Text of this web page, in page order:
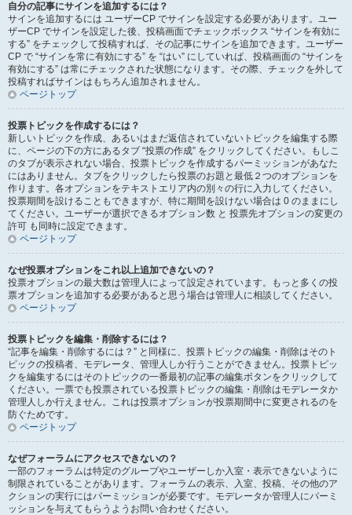
自分の記事にサインを追加するには？
サインを追加するには ユーザーCP でサインを設定する必要があります。ユー
ザーCP でサインを設定した後、投稿画面でチェックボックス “サインを有効に
する” をチェックして投稿すれば、その記事にサインを追加できます。ユーザー
CP で “サインを常に有効にする” を “はい” にしていれば、投稿画面の “サインを
有効にする” は常にチェックされた状態になります。その際、チェックを外して
投稿すればサインはもちろん追加されません。
ページトップ
投票トピックを作成するには？
新しいトピックを作成、あるいはまだ返信されていないトピックを編集する際
に、ページの下の方にあるタブ “投票の作成” をクリックしてください。もしこ
のタブが表示されない場合、投票トピックを作成するパーミッションがあなた
にはありません。タブをクリックしたら投票のお題と最低２つのオプションを
作ります。各オプションをテキストエリア内の別々の行に入力してください。
投票期間を設けることもできますが、特に期間を設けない場合は 0 のままにし
てください。ユーザーが選択できるオプション数 と 投票先オプションの変更の
許可 も同時に設定できます。
ページトップ
なぜ投票オプションをこれ以上追加できないの？
投票オプションの最大数は管理人によって設定されています。もっと多くの投
票オプションを追加する必要があると思う場合は管理人に相談してください。
ページトップ
投票トピックを編集・削除するには？
“記事を編集・削除するには？” と同様に、投票トピックの編集・削除はそのト
ピックの投稿者、モデレータ、管理人しか行うことができません。投票トピッ
クを編集するにはそのトピックの一番最初の記事の編集ボタンをクリックして
ください。一票でも投票されている投票トピックの編集・削除はモデレータか
管理人しか行えません。これは投票オプションが投票期間中に変更されるのを
防ぐためです。
ページトップ
なぜフォーラムにアクセスできないの？
一部のフォーラムは特定のグループやユーザーしか入室・表示できないように
制限されていることがあります。フォーラムの表示、入室、投稿、その他のア
クションの実行にはパーミッションが必要です。モデレータか管理人にパーミ
ッションを与えてもらうようお問い合わせください。